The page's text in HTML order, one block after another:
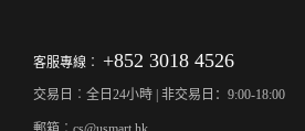
客服專線︰ +852 3018 4526
交易日︰全日24小時 | 非交易日：9:00-18:00